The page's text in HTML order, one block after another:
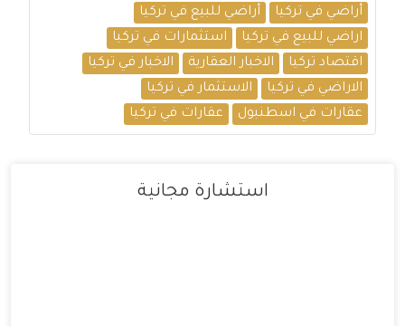
أراضي في تركيا
أراضي للبيع في تركيا
اراضي للبيع في تركيا
استثمارات في تركيا
اقتصاد تركيا
الاخبار العقارية
الاخبار في تركيا
الاراضي في تركيا
الاستثمار في تركيا
عقارات في اسطنبول
عقارات في تركيا
استشارة مجانية